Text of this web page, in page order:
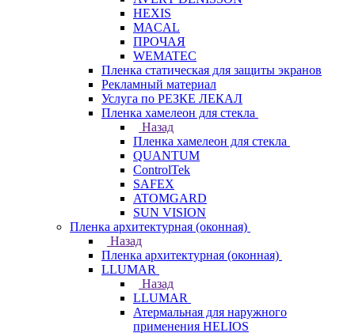
HEXIS
MACAL
ПРОЧАЯ
WEMATEC
Пленка статическая для защиты экранов
Рекламный материал
Услуга по РЕЗКЕ ЛЕКАЛ
Пленка хамелеон для стекла
Назад
Пленка хамелеон для стекла
QUANTUM
ControlTek
SAFEX
ATOMGARD
SUN VISION
Пленка архитектурная (оконная)
Назад
Пленка архитектурная (оконная)
LLUMAR
Назад
LLUMAR
Атермальная для наружного
применения HELIOS